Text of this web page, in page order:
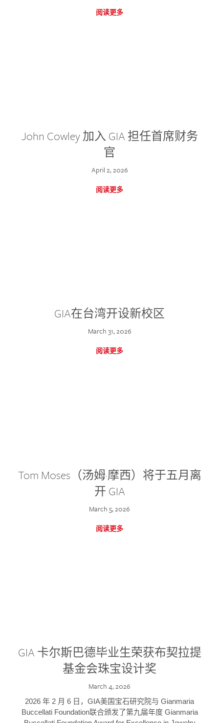
阅读更多
John Cowley 加入 GIA 担任首席财务
官
April 2, 2026
阅读更多
GIA在台湾开设新校区
March 31, 2026
阅读更多
Tom Moses（汤姆·摩西）将于五月离
开 GIA
March 5, 2026
阅读更多
GIA 卡尔斯巴德毕业生荣获布契拉提
基金会珠宝设计奖
March 4, 2026
2026 年 2 月 6 日，GIA美国宝石研究院与 Gianmaria
Buccellati Foundation联合颁发了第九届年度 Gianmaria